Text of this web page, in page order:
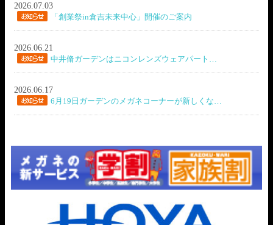
2026.07.03
「創業祭in倉吉未来中心」開催のご案内
2026.06.21
中井脩ガーデンはニコンレンズウェアパート…
2026.06.17
6月19日ガーデンのメガネコーナーが新しくな…